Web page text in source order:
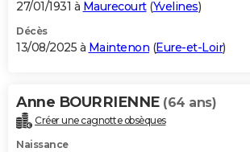
27/01/1931 à Maurecourt(Yvelines)
Décès
13/08/2025 à Maintenon (Eure-et-Loir)
Anne BOURRIENNE (64 ans)
Créer une cagnotte obsèques
Naissance